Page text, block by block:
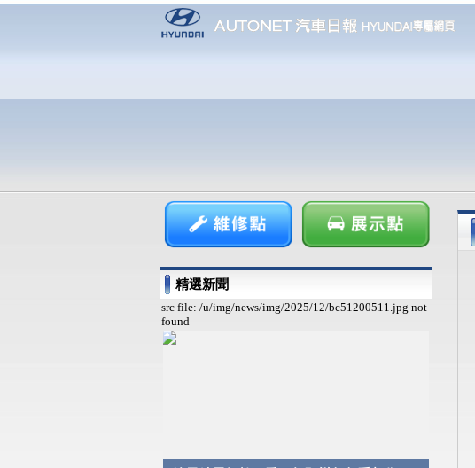
精選新聞
src file: /u/img/news/img/2025/12/bc51200511.jpg not
found